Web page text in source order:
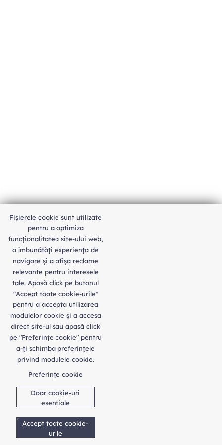
An unexpected error has occurred
Fișierele cookie sunt utilizate
pentru a optimiza
funcţionalitatea site-ului web,
a îmbunătăţi experienţa de
navigare şi a afişa reclame
relevante pentru interesele
tale. Apasă click pe butonul
"Accept toate cookie-urile"
pentru a accepta utilizarea
modulelor cookie şi a accesa
direct site-ul sau apasă click
pe "Preferințe cookie" pentru
a-ţi schimba preferinţele
privind modulele cookie.
Preferințe cookie
Doar cookie-uri
esențiale
Accept toate cookie-
urile